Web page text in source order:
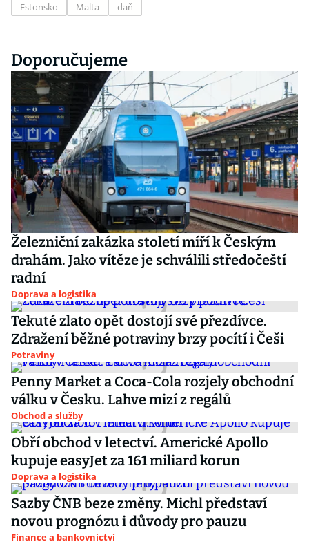
Estonsko
Malta daň
Doporučujeme
Železniční zakázka století míří k Českým
drahám. Jako vítěze je schválili středočeští
radní
Doprava a logistika
Tekuté zlato opět dostojí své přezdívce.
Zdražení běžné potraviny brzy pocítí i Češi
Potraviny
Penny Market a Coca-Cola rozjely obchodní
válku v Česku. Lahve mizí z regálů
Obchod a služby
Obří obchod v letectví. Americké Apollo
kupuje easyJet za 161 miliard korun
Doprava a logistika
Sazby ČNB beze změny. Michl představí
novou prognózu i důvody pro pauzu
Finance a bankovnictví